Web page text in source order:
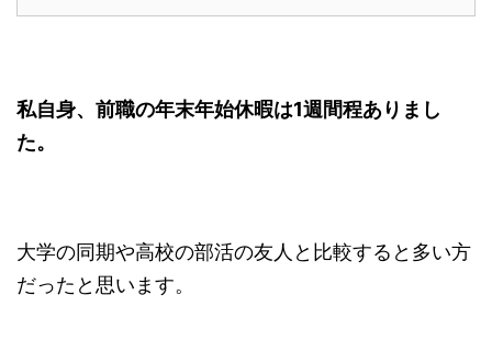
私自身、前職の年末年始休暇は1週間程ありまし
た。
大学の同期や高校の部活の友人と比較すると多い方
だったと思います。